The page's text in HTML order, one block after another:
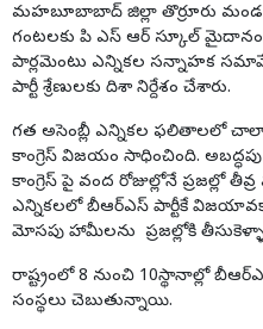
మహబూబాబాద్ జిల్లా తొర్రూరు
గంటలకు పి ఎస్ ఆర్ స్కూల్
పార్లమెంటు ఎన్నికల సన్నాహక
పార్టీ శ్రేణులకు దిశా నిర్దేశం చేశారు.
గత అసెంబ్లీ ఎన్నికల ఫలితాలలో
కాంగ్రెస్ విజయం సాధించింది.
కాంగ్రెస్ పై వంద రోజుల్లోనే ప్రజల్లో
ఎన్నికలలో బీఆర్ఎస్ పార్టీకే
మోసపు హామీలను ప్రజల్లోకి
రాష్ట్రంలో 8 నుంచి 10స్థానాల్లో
సంస్థలు చెబుతున్నాయి.